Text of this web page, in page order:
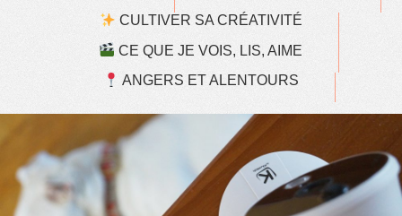
CULTIVER SA CRÉATIVITÉ
CE QUE JE VOIS, LIS, AIME
ANGERS ET ALENTOURS